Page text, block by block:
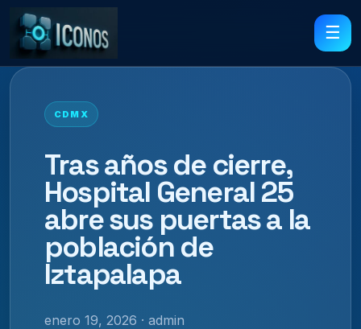
☰
CDMX
Tras años de cierre,
Hospital General 25
abre sus puertas a la
población de
Iztapalapa
enero 19, 2026 · admin